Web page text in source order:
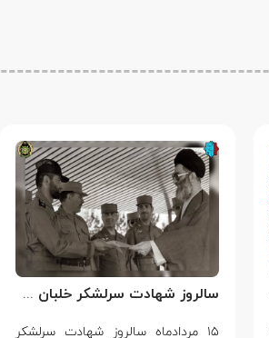
سالروز شهادت سرلشکر خلبان عباس بابایی
۱۵ مردادماه سالروز شهادت سرلشکر